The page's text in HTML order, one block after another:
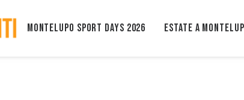
Montelupo Sport Days 2026 ESTATE A